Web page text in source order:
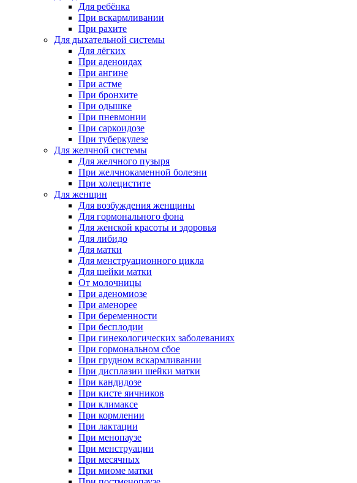
Для ребёнка
При вскармливании
При рахите
Для дыхательной системы
Для лёгких
При аденоидах
При ангине
При астме
При бронхите
При одышке
При пневмонии
При саркоидозе
При туберкулезе
Для желчной системы
Для желчного пузыря
При желчнокаменной болезни
При холецистите
Для женщин
Для возбуждения женщины
Для гормонального фона
Для женской красоты и здоровья
Для либидо
Для матки
Для менструационного цикла
Для шейки матки
От молочницы
При аденомиозе
При аменорее
При беременности
При бесплодии
При гинекологических заболеваниях
При гормональном сбое
При грудном вскармливании
При дисплазии шейки матки
При кандидозе
При кисте яичников
При климаксе
При кормлении
При лактации
При менопаузе
При менструации
При месячных
При миоме матки